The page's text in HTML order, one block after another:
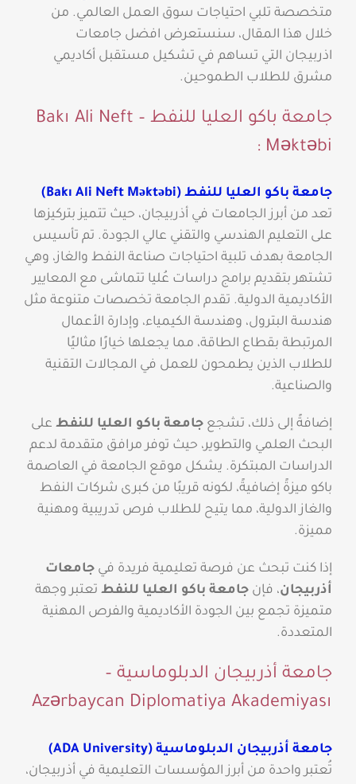
متخصصة تلبي احتياجات سوق العمل العالمي. من
خلال هذا المقال، سنستعرض افضل جامعات
اذربيجان التي تساهم في تشكيل مستقبل أكاديمي
مشرق للطلاب الطموحين.
جامعة باكو العليا للنفط – Bakı Ali Neft
Məktəbi :
جامعة باكو العليا للنفط (Bakı Ali Neft Məktəbi)
تعد من أبرز الجامعات في أذربيجان، حيث تتميز بتركيزها
على التعليم الهندسي والتقني عالي الجودة. تم تأسيس
الجامعة بهدف تلبية احتياجات صناعة النفط والغاز، وهي
تشتهر بتقديم برامج دراسات عُليا تتماشى مع المعايير
الأكاديمية الدولية. تقدم الجامعة تخصصات متنوعة مثل
هندسة البترول، وهندسة الكيمياء، وإدارة الأعمال
المرتبطة بقطاع الطاقة، مما يجعلها خيارًا مثاليًا
للطلاب الذين يطمحون للعمل في المجالات التقنية
والصناعية.
إضافةً إلى ذلك، تشجع جامعة باكو العليا للنفطعلى
البحث العلمي والتطوير، حيث توفر مرافق متقدمة لدعم
الدراسات المبتكرة. يشكل موقع الجامعة في العاصمة
باكو ميزةً إضافيةً، لكونه قريبًا من كبرى شركات النفط
والغاز الدولية، مما يتيح للطلاب فرص تدريبية ومهنية
مميزة.
إذا كنت تبحث عن فرصة تعليمية فريدة في جامعات
أذربيجان، فإن جامعة باكو العليا للنفطتعتبر وجهة
متميزة تجمع بين الجودة الأكاديمية والفرص المهنية
المتعددة.
جامعة أذربيجان الدبلوماسية –
Azərbaycan Diplomatiya Akademiyası
جامعة أذربيجان الدبلوماسية (ADA University)
تُعتبر واحدة من أبرز المؤسسات التعليمية في أذربيجان،